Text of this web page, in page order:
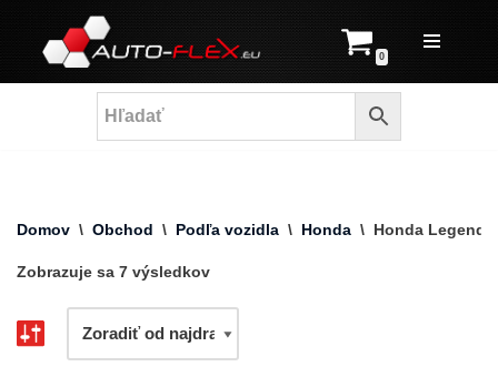
Prejsť
na
0
Domov \ Obchod \ Podľa vozidla \ Honda \ Honda Legend
Zobrazuje sa 7 výsledkov